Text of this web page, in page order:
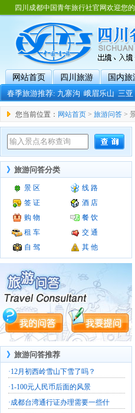
四川成都中国青年旅行社官网欢迎您
网站首页 四川旅游 国内旅
春季旅游推荐:九寨沟 峨眉乐山 三亚
您当前位置： 网站首页 > 旅游问答 >
》 旅游问答分类
景 区
线 路
签 证
酒 店
购 物
餐 饮
租 车
交 通
自 驾
其 他
》 旅游问答推荐
·12月初西岭雪山下雪了吗？
·1-100元人民币后面的风景
·成都台湾通行证办理需要一些什